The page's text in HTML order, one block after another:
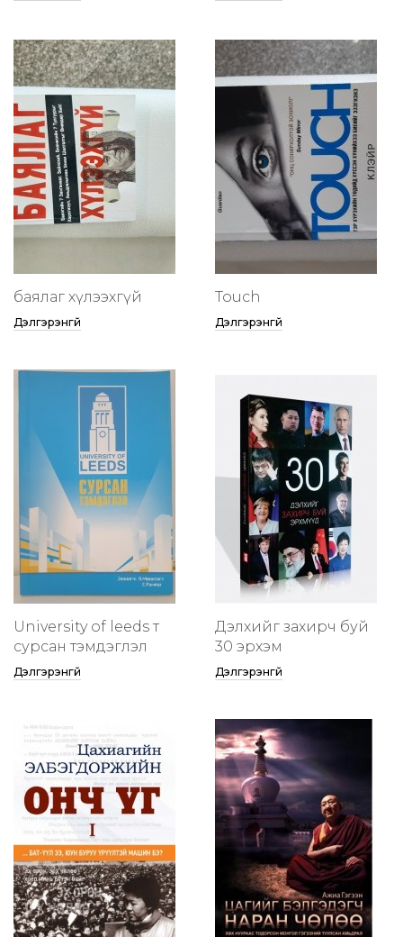
баялаг хүлээхгүй
Дэлгэрэнгүй
Touch
Дэлгэрэнгүй
University of leeds т
сурсан тэмдэглэл
Дэлгэрэнгүй
Дэлхийг захирч буй
30 эрхэм
Дэлгэрэнгүй